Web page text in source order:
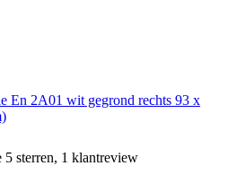
En 2A01 wit gegrond rechts 93 x
5 sterren, 1 klantreview